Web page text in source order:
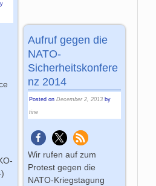
Aufruf gegen die
NATO-
Sicherheitskonfere
nz 2014
Posted on December 2, 2013 by
tine
Wir rufen auf zum
Protest gegen die
NATO-Kriegstagung